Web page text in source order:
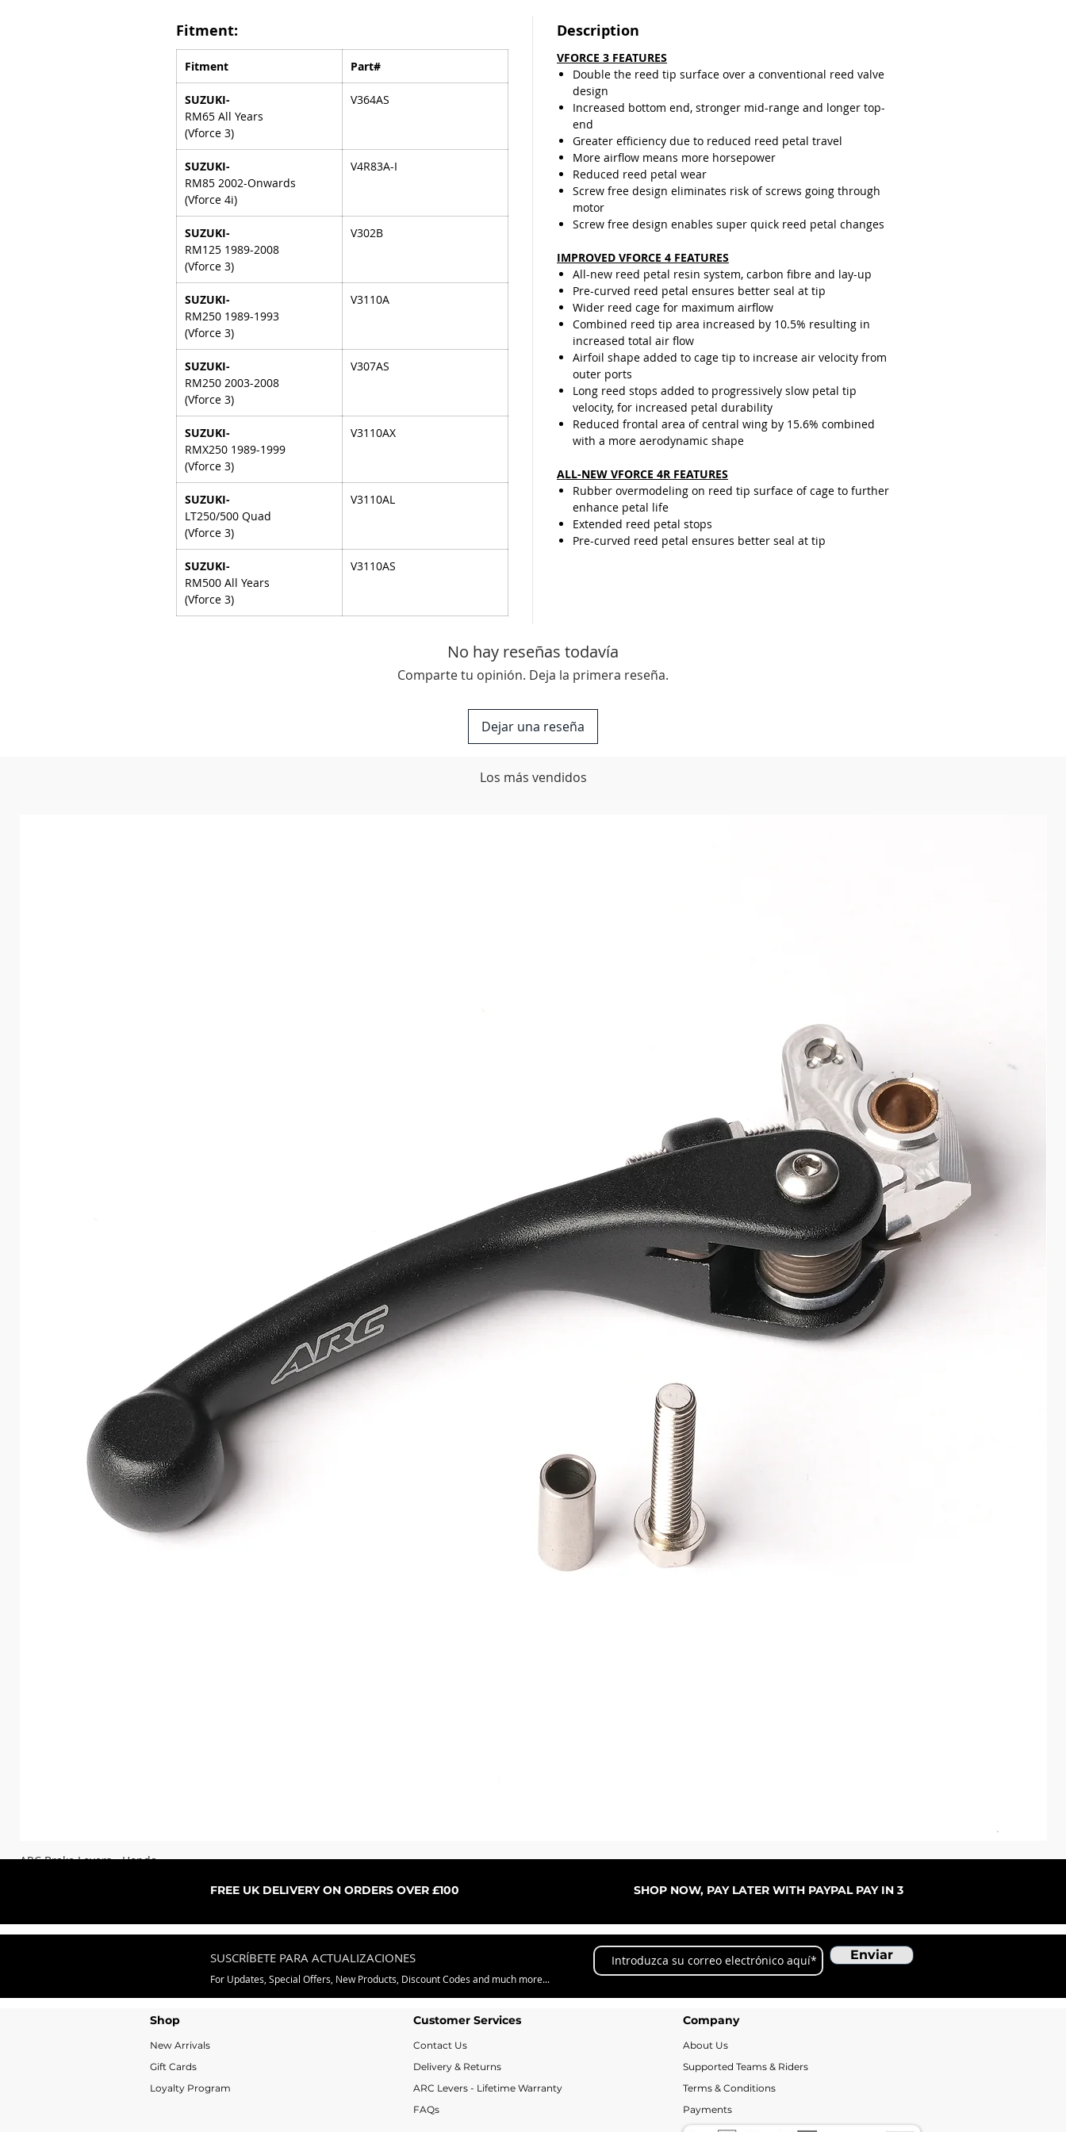
Vforce3 se mejora enormemente en
Fitment:
Fitment Part#
SUZUKI-
RM65 All Years
(Vforce 3)
V364AS
SUZUKI-
RM85 2002-Onwards
(Vforce 4i)
V4R83A-I
SUZUKI-
RM125 1989-2008
(Vforce 3)
V302B
SUZUKI-
RM250 1989-1993
(Vforce 3)
V3110A
SUZUKI-
RM250 2003-2008
(Vforce 3)
V307AS
SUZUKI-
RMX250 1989-1999
(Vforce 3)
V3110AX
SUZUKI-
LT250/500 Quad
(Vforce 3)
V3110AL
SUZUKI-
RM500 All Years
(Vforce 3)
V3110AS
Description
VFORCE 3 FEATURES
Double the reed tip surface over a conventional reed valve
design
Increased bottom end, stronger mid-range and longer top-
end
Greater efficiency due to reduced reed petal travel
More airflow means more horsepower
Reduced reed petal wear
Screw free design eliminates risk of screws going through
motor
Screw free design enables super quick reed petal changes
IMPROVED VFORCE 4 FEATURES
All-new reed petal resin system, carbon fibre and lay-up
Pre-curved reed petal ensures better seal at tip
Wider reed cage for maximum airflow
Combined reed tip area increased by 10.5% resulting in
increased total air flow
Airfoil shape added to cage tip to increase air velocity from
outer ports
Long reed stops added to progressively slow petal tip
velocity, for increased petal durability
Reduced frontal area of central wing by 15.6% combined
with a more aerodynamic shape
ALL-NEW VFORCE 4R FEATURES
Rubber overmodeling on reed tip surface of cage to further
enhance petal life
Extended reed petal stops
Pre-curved reed petal ensures better seal at tip
No hay reseñas todavía
Comparte tu opinión. Deja la primera reseña.
Dejar una reseña
Los más vendidos
Vista rápida
ARC Brake Levers - Honda
FREE UK DELIVERY ON ORDERS OVER £100 SHOP NOW, PAY LATER WITH PAYPAL PAY IN 3
SUSCRÍBETE PARA ACTUALIZACIONES
For Updates, Special Offers, New Products, Discount Codes and much more...
Enviar
Shop
New Arrivals
Gift Cards
Loyalty Program
Customer Services
Contact Us
Delivery & Returns
ARC Levers - Lifetime Warranty
FAQs
Company
About Us
Supported Teams & Riders
Terms & Conditions
Payments